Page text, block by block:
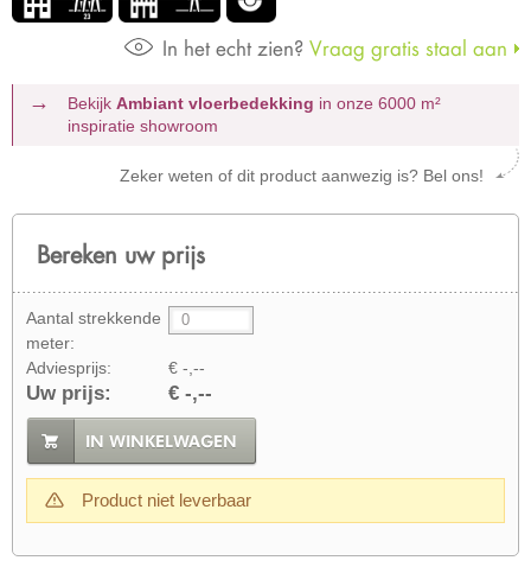
In het echt zien? Vraag gratis staal aan
Bekijk Ambiant vloerbedekking in onze 6000 m²
inspiratie showroom
Zeker weten of dit product aanwezig is? Bel ons!
Bereken uw prijs
Aantal strekkende
meter:
Adviesprijs:
€ -,--
Uw prijs: € -,--
IN WINKELWAGEN
Product niet leverbaar